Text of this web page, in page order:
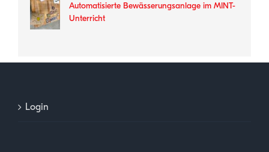
Automatisierte Bewässerungsanlage im MINT-
Unterricht
Login